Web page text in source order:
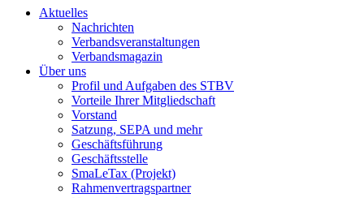
Aktuelles
Nachrichten
Verbandsveranstaltungen
Verbandsmagazin
Über uns
Profil und Aufgaben des STBV
Vorteile Ihrer Mitgliedschaft
Vorstand
Satzung, SEPA und mehr
Geschäftsführung
Geschäftsstelle
SmaLeTax (Projekt)
Rahmenvertragspartner